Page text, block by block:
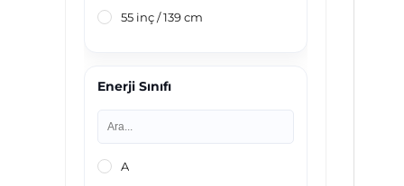
55 inç / 139 cm
Enerji Sınıfı
A